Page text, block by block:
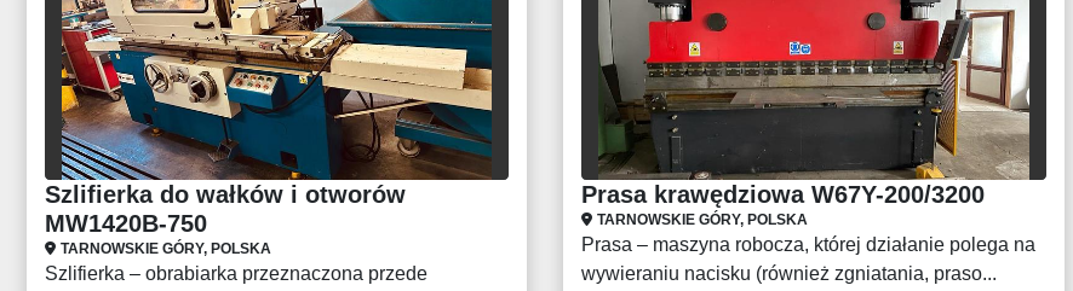
Szlifierka do wałków i otworów
MW1420B-750
TARNOWSKIE GÓRY, POLSKA
Szlifierka – obrabiarka przeznaczona przede
Prasa krawędziowa W67Y-200/3200
TARNOWSKIE GÓRY, POLSKA
Prasa – maszyna robocza, której działanie polega na
wywieraniu nacisku (również zgniatania, praso...